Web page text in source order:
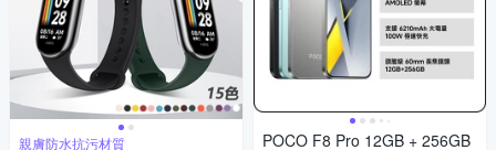
親膚防水抗污材質
POCO F8 Pro 12GB + 256GB